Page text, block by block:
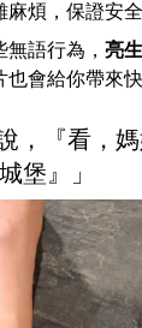
煩，保證安全
語行為， 亮
會給你帶來
，『看，
堡』」